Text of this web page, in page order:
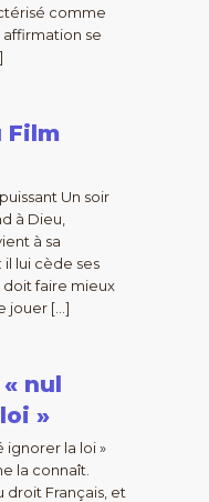
comme
affirmation se
Film
Un soir
à Dieu,
à sa
lui cède ses
faire mieux
jouer […]
nul
»
ignorer la loi »
la connaît.
Français, et